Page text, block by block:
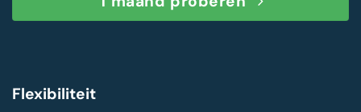
Flexibiliteit